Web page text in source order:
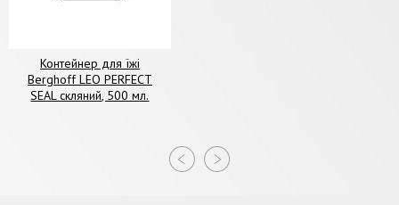
Контейнер для їжі
Berghoff LEO PERFECT
SEAL скляний, 500 мл.